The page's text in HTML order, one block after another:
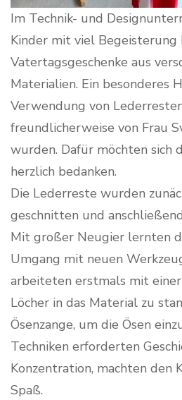
Im Technik- und
Kinder mit viel Begeisterung
Vatertagsgeschenke aus
Materialien. Ein besonderes
Verwendung von
freundlicherweise von Frau
wurden. Dafür möchten sich
herzlich bedanken.
Die Lederreste wurden
geschnitten und
Mit großer Neugier lernten
Umgang mit neuen
arbeiteten erstmals mit einer
Löcher in das Material zu
Ösenzange, um die Ösen
Techniken erforderten
Konzentration, machten den
Spaß.